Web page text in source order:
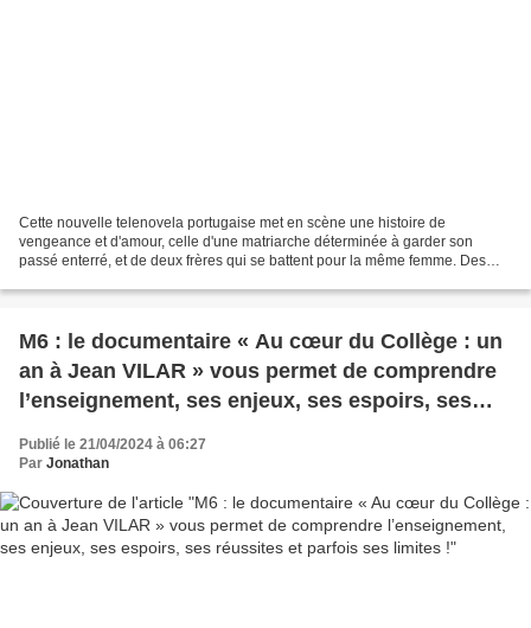
Cette nouvelle telenovela portugaise met en scène une histoire de
vengeance et d'amour, celle d'une matriarche déterminée à garder son
passé enterré, et de deux frères qui se battent pour la même femme. Des
M6 : le documentaire « Au cœur du Collège : un
an à Jean VILAR » vous permet de comprendre
l’enseignement, ses enjeux, ses espoirs, ses
Publié le 21/04/2024 à 06:27
Par Jonathan